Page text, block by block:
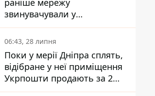
раніше мережу
звинувачували у
контрабанді техніки та
ухиленні від сплати
податків
06:43, 28 липня
Поки у мерії Дніпра сплять,
відібране у неї приміщення
Укрпошти продають за 2
мільйони